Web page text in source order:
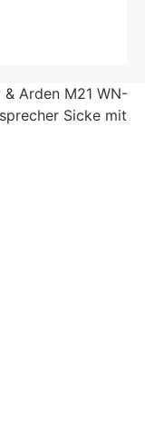
& Arden M21 WN-
Sicke mit